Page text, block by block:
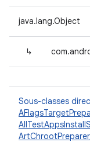
java.lang.Object
↳
Sous-classes
ArtChrootPreparer